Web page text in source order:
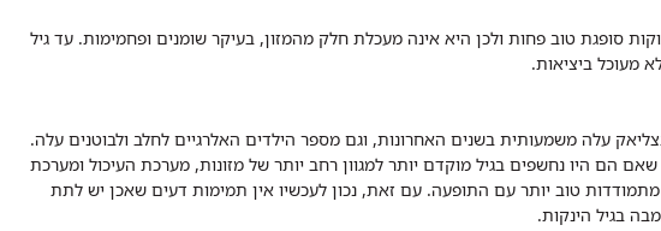
סופגת טוב פחות ולכן היא אינה מעכלת חלק מהמזון, בעיקר שומנים ופחמימות. עד גיל
מעוכל ביציאות.
עלה משמעותית בשנים האחרונות, וגם מספר הילדים האלרגיים לחלב ולבוטנים עלה.
הם היו נחשפים בגיל מוקדם יותר למגוון רחב יותר של מזונות, מערכת העיכול ומערכת
טוב יותר עם התופעה. עם זאת, נכון לעכשיו אין תמימות דעים שאכן יש לתת
בגיל הינקות.